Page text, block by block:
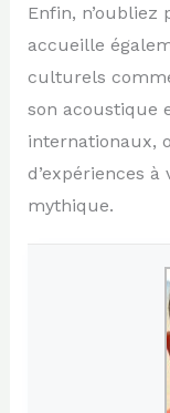
Enfin, n’oubliez
accueille
culturels
son acoustique
internationaux,
d’expériences
mythique.